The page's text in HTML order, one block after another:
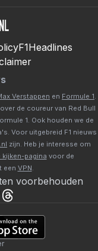
F1Headlines
Verstappen en Formule 1
de coureur van Red Bull
1. Ook houden we de
Voor uitgebreid F1 nieuws
zijn. Heb je interesse om
kijken-pagina voor de
een VPN
voorbehouden